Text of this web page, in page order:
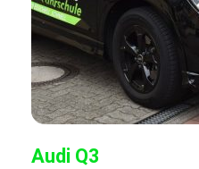
Audi Q3